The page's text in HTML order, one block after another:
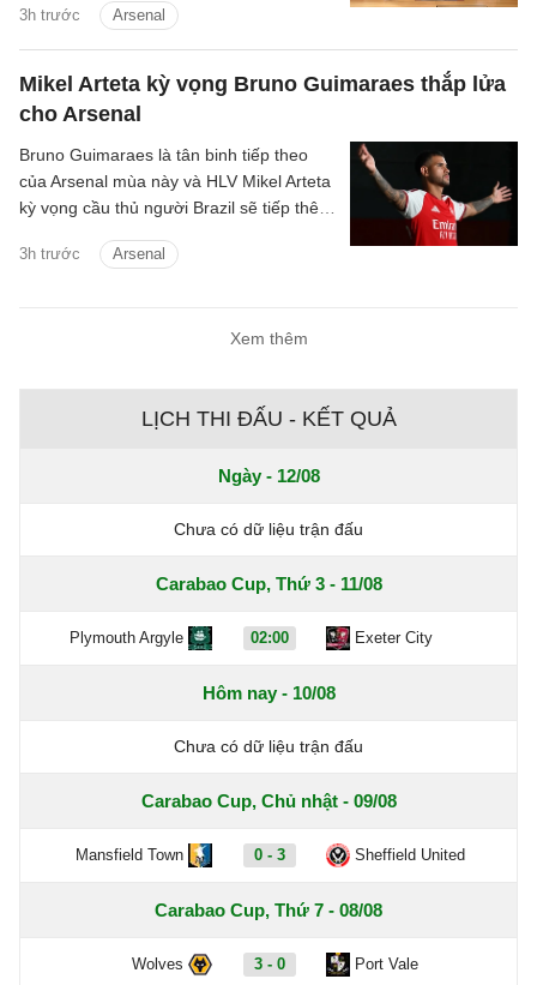
3h trước Arsenal
Mikel Arteta kỳ vọng Bruno Guimaraes thắp lửa
cho Arsenal
3h trước Arsenal
Bruno Guimaraes là tân binh tiếp theo
của Arsenal mùa này và HLV Mikel Arteta
kỳ vọng cầu thủ người Brazil sẽ tiếp thêm
Xem thêm
LỊCH THI ĐẤU - KẾT QUẢ
Ngày - 12/08
Chưa có dữ liệu trận đấu
Carabao Cup, Thứ 3 - 11/08
Plymouth Argyle 02:00 Exeter City
Hôm nay - 10/08
Chưa có dữ liệu trận đấu
Carabao Cup, Chủ nhật - 09/08
Mansfield Town 0 - 3 Sheffield United
Carabao Cup, Thứ 7 - 08/08
Wolves 3 - 0 Port Vale